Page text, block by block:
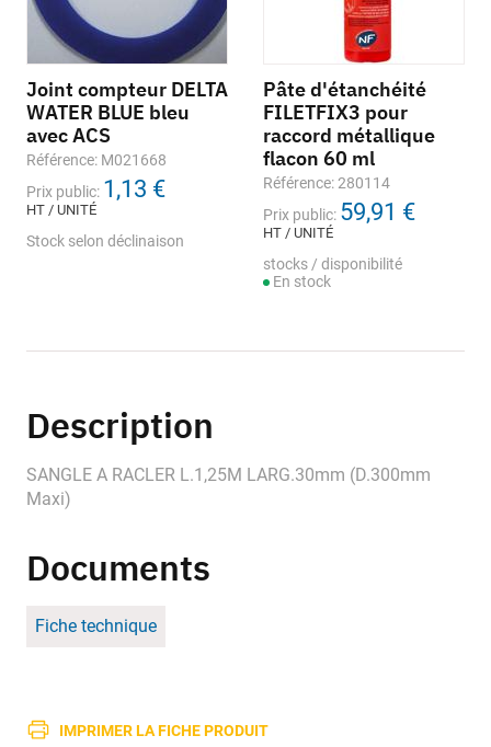
Joint compteur DELTA
WATER BLUE bleu
avec ACS
Référence: M021668
Prix public: 1,13 €
HT / UNITÉ
Stock selon déclinaison
Pâte d'étanchéité
FILETFIX3 pour
raccord métallique
flacon 60 ml
Référence: 280114
Prix public: 59,91 €
HT / UNITÉ
stocks / disponibilité
En stock
Description
SANGLE A RACLER L.1,25M LARG.30mm (D.300mm
Maxi)
Documents
Fiche technique
IMPRIMER LA FICHE PRODUIT